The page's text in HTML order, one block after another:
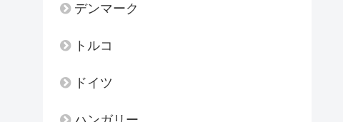
デンマーク
トルコ
ドイツ